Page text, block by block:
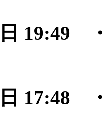
日 19:49
日 17:48